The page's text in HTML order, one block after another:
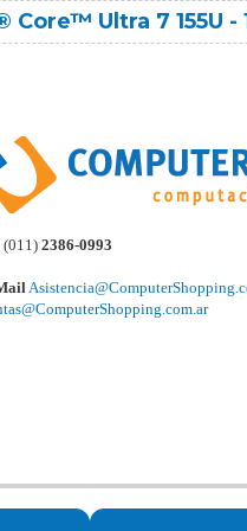
Ultra 7 155U -
(011) 2386-0993